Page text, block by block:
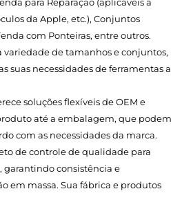
para Reparação (aplicáveis a
da Apple, etc.), Conjuntos
com Ponteiras, entre outros.
variedade de tamanhos e conjuntos,
suas necessidades de ferramentas a
soluções flexíveis de OEM e
até a embalagem, que podem
com as necessidades da marca.
de controle de qualidade para
garantindo consistência e
em massa. Sua fábrica e produtos